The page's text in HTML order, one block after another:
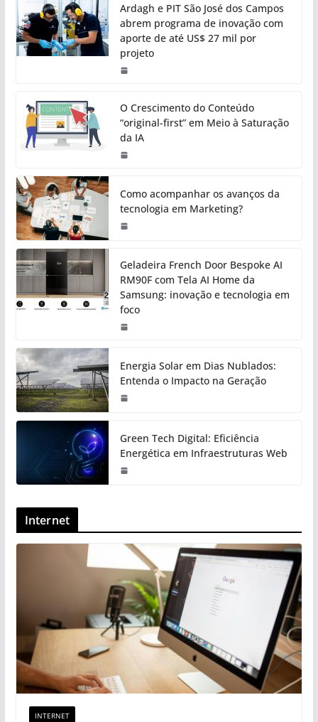
Ardagh e PIT São José dos Campos
abrem programa de inovação com
aporte de até US$ 27 mil por
projeto
O Crescimento do Conteúdo
“original-first” em Meio à Saturação
da IA
Como acompanhar os avanços da
tecnologia em Marketing?
Geladeira French Door Bespoke AI
RM90F com Tela AI Home da
Samsung: inovação e tecnologia em
foco
Energia Solar em Dias Nublados:
Entenda o Impacto na Geração
Green Tech Digital: Eficiência
Energética em Infraestruturas Web
Internet
INTERNET